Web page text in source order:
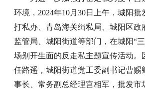
环境，2024年10月30日上午，城阳
打私办、青岛海关缉私局、城阳区政
监管局、城阳街道等部门，在城阳“
场别开生面的反走私主题宣传活动。
任路遥，城阳街道党工委副书记曹赐
事长、常务副总经理宫相军，批发市